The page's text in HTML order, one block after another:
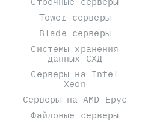
Tower серверы
Blade серверы
Системы хранения
данных СХД
Серверы на Intel
Xeon
Серверы на AMD Epyc
Файловые серверы